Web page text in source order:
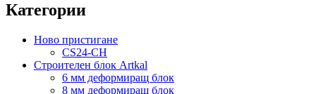
Категории
Ново пристигане
CS24-CH
Строителен блок Artkal
6 мм деформиращ блок
8 мм деформиращ блок